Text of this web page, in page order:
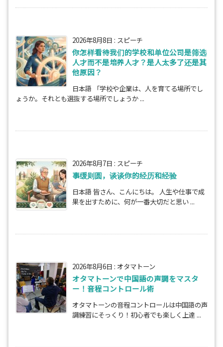
2026年8月8日 : スピーチ
你怎样看待我们的学校和单位公司是筛选
人才而不是培养人才？是人太多了还是其
他原因？
日本語 「学校や企業は、人を育てる場所でし
ょうか。それとも選抜する場所でしょうか ...
2026年8月7日 : スピーチ
事缓则圆，谈谈你的经历和经验
日本語 皆さん、こんにちは。 人生や仕事で成
果を出すために、何が一番大切だと思い ...
2026年8月6日 : オタマトーン
オタマトーンで中国語の声調をマスタ
ー！音程コントロール術
オタマトーンの音程コントロールは中国語の声
調練習にそっくり！初心者でも楽しく上達 ...